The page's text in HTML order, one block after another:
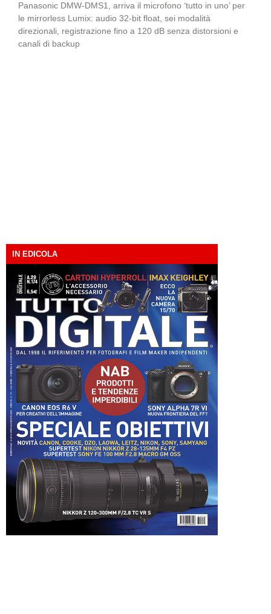
Panasonic DMW-DMS1, arriva il microfono ‘tutto in uno’ per
le mirrorless Lumix: audio 32-bit float, sei modalità
direzionali, registrazione fino a 120 dB senza distorsioni e
canali di backup
IN EDICOLA